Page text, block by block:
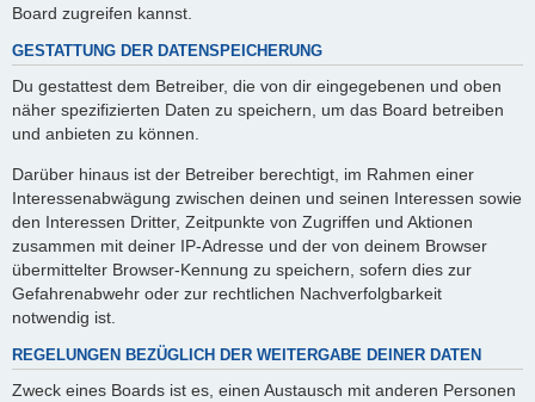
Board zugreifen kannst.
GESTATTUNG DER DATENSPEICHERUNG
Du gestattest dem Betreiber, die von dir eingegebenen und oben
näher spezifizierten Daten zu speichern, um das Board betreiben
und anbieten zu können.
Darüber hinaus ist der Betreiber berechtigt, im Rahmen einer
Interessenabwägung zwischen deinen und seinen Interessen sowie
den Interessen Dritter, Zeitpunkte von Zugriffen und Aktionen
zusammen mit deiner IP-Adresse und der von deinem Browser
übermittelter Browser-Kennung zu speichern, sofern dies zur
Gefahrenabwehr oder zur rechtlichen Nachverfolgbarkeit
notwendig ist.
REGELUNGEN BEZÜGLICH DER WEITERGABE DEINER DATEN
Zweck eines Boards ist es, einen Austausch mit anderen Personen